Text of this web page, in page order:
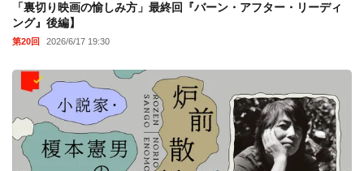
「裏切り映画の愉しみ方」最終回『バーン・アフター・リーディ
ング』後編】
第20回 2026/6/17 19:30